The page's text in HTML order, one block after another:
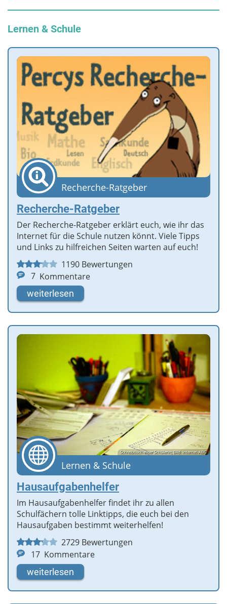
Lernen & Schule
Recherche-Ratgeber
Recherche-Ratgeber
Der Recherche-Ratgeber erklärt euch, wie ihr das
Internet für die Schule nutzen könnt. Viele Tipps
und Links zu hilfreichen Seiten warten auf euch!
1190 Bewertungen
7 Kommentare
weiterlesen
Schreibtisch einer Schülerin; Bild: Internet-ABC
Lernen & Schule
Hausaufgabenhelfer
Im Hausaufgabenhelfer findet ihr zu allen
Schulfächern tolle Linktipps, die euch bei den
Hausaufgaben bestimmt weiterhelfen!
2729 Bewertungen
17 Kommentare
weiterlesen